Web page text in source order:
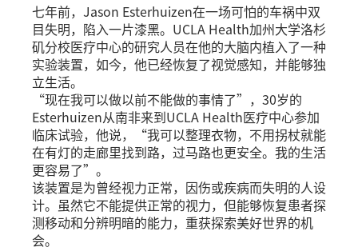
七年前，Jason Esterhuizen在一场可怕的车祸中双
目失明，陷入一片漆黑。UCLA Health加州大学洛杉
矶分校医疗中心的研究人员在他的大脑内植入了一种
实验装置，如今，他已经恢复了视觉感知，并能够独
立生活。
“现在我可以做以前不能做的事情了”，30岁的
Esterhuizen从南非来到UCLA Health医疗中心参加
临床试验，他说，“我可以整理衣物，不用拐杖就能
在有灯的走廊里找到路，过马路也更安全。我的生活
更容易了”。
该装置是为曾经视力正常，因伤或疾病而失明的人设
计。虽然它不能提供正常的视力，但能够恢复患者探
测移动和分辨明暗的能力，重获探索美好世界的机
会。